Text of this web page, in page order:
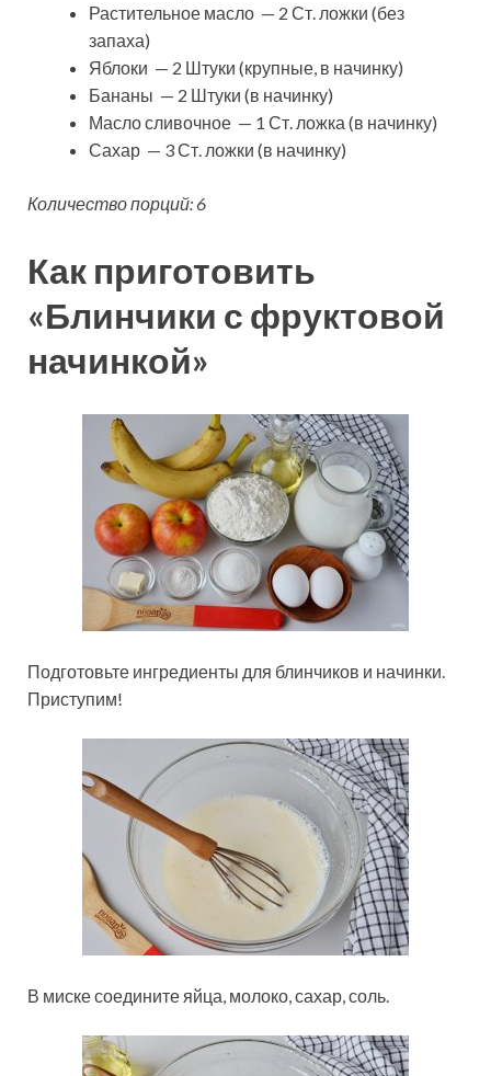
Растительное масло — 2 Ст. ложки (без
запаха)
Яблоки — 2 Штуки (крупные, в начинку)
Бананы — 2 Штуки (в начинку)
Масло сливочное — 1 Ст. ложка (в начинку)
Сахар — 3 Ст. ложки (в начинку)
Количество порций: 6
Как приготовить
«Блинчики с фруктовой
начинкой»
Подготовьте ингредиенты для блинчиков и начинки.
Приступим!
В миске соедините яйца, молоко, сахар, соль.